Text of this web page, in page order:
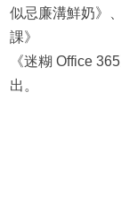
似忌廉溝鮮奶》
課》
《迷糊 Office
出。